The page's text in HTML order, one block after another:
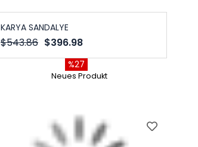
KARYA SANDALYE
$396.98
$543.86
%27
Neues Produkt